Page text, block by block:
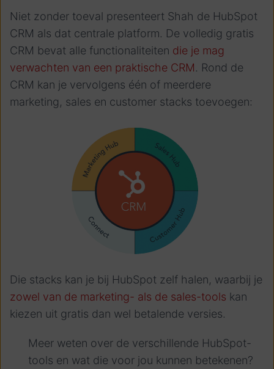
Niet zonder toeval presenteert Shah de HubSpot
CRM als dat centrale platform. De volledig gratis
CRM bevat alle functionaliteiten die je mag
verwachten van een praktische CRM. Rond de
CRM kan je vervolgens één of meerdere
marketing, sales en customer stacks toevoegen:
Die stacks kan je bij HubSpot zelf halen, waarbij je
zowel van de marketing- als de sales-tools kan
kiezen uit gratis dan wel betalende versies.
Meer weten over de verschillende HubSpot-
tools en wat die voor jou kunnen betekenen?